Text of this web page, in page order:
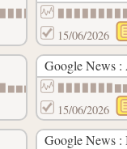
15/06/2026
Google News :
15/06/2026
Google News :